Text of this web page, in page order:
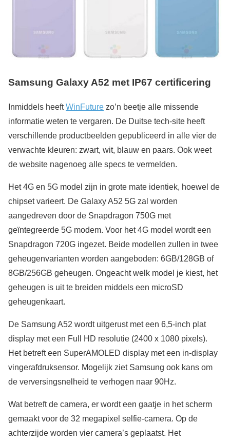
Samsung Galaxy A52 met IP67 certificering
Inmiddels heeftWinFuture zo’n beetje alle missende
informatie weten te vergaren. De Duitse tech-site heeft
verschillende productbeelden gepubliceerd in alle vier de
verwachte kleuren: zwart, wit, blauw en paars. Ook weet
de website nagenoeg alle specs te vermelden.
Het 4G en 5G model zijn in grote mate identiek, hoewel de
chipset varieert. De Galaxy A52 5G zal worden
aangedreven door de Snapdragon 750G met
geïntegreerde 5G modem. Voor het 4G model wordt een
Snapdragon 720G ingezet. Beide modellen zullen in twee
geheugenvarianten worden aangeboden: 6GB/128GB of
8GB/256GB geheugen. Ongeacht welk model je kiest, het
geheugen is uit te breiden middels een microSD
geheugenkaart.
De Samsung A52 wordt uitgerust met een 6,5-inch plat
display met een Full HD resolutie (2400 x 1080 pixels).
Het betreft een SuperAMOLED display met een in-display
vingerafdruksensor. Mogelijk ziet Samsung ook kans om
de verversingsnelheid te verhogen naar 90Hz.
Wat betreft de camera, er wordt een gaatje in het scherm
gemaakt voor de 32 megapixel selfie-camera. Op de
achterzijde worden vier camera’s geplaatst. Het